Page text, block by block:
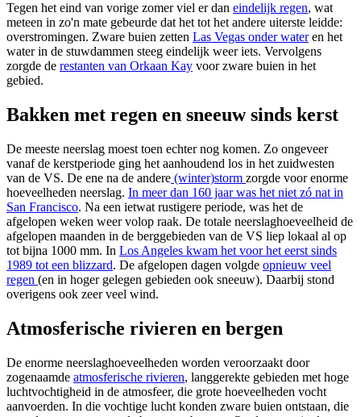
Tegen het eind van vorige zomer viel er dan eindelijk regen, wat
meteen in zo'n mate gebeurde dat het tot het andere uiterste leidde:
overstromingen. Zware buien zetten Las Vegas onder wateren het
water in de stuwdammen steeg eindelijk weer iets. Vervolgens
zorgde de restanten van Orkaan Kay voor zware buien in het
gebied.
Bakken met regen en sneeuw sinds kerst
De meeste neerslag moest toen echter nog komen. Zo ongeveer
vanaf de kerstperiode ging het aanhoudend los in het zuidwesten
van de VS. De ene na de andere (winter)storm zorgde voor enorme
hoeveelheden neerslag. In meer dan 160 jaar was het niet zó nat in
San Francisco. Na een ietwat rustigere periode, was het de
afgelopen weken weer volop raak. De totale neerslaghoeveelheid de
afgelopen maanden in de berggebieden van de VS liep lokaal al op
tot bijna 1000 mm. In Los Angeles kwam het voor het eerst sinds
1989 tot een blizzard. De afgelopen dagen volgde opnieuw veel
regen (en in hoger gelegen gebieden ook sneeuw). Daarbij stond
overigens ook zeer veel wind.
Atmosferische rivieren en bergen
De enorme neerslaghoeveelheden worden veroorzaakt door
zogenaamde atmosferische rivieren, langgerekte gebieden met hoge
luchtvochtigheid in de atmosfeer, die grote hoeveelheden vocht
aanvoerden. In die vochtige lucht konden zware buien ontstaan, die